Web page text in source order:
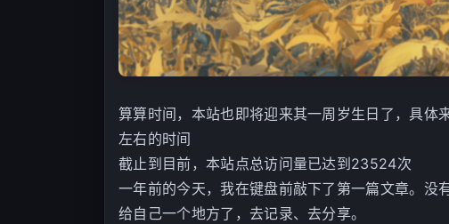
算算时间，本站也即将迎来其一周岁生日了，具体
左右的时间
截止到目前，本站点总访问量已达到23524次
一年前的今天，我在键盘前敲下了第一篇文章。没
给自己一个地方了，去记录、去分享。